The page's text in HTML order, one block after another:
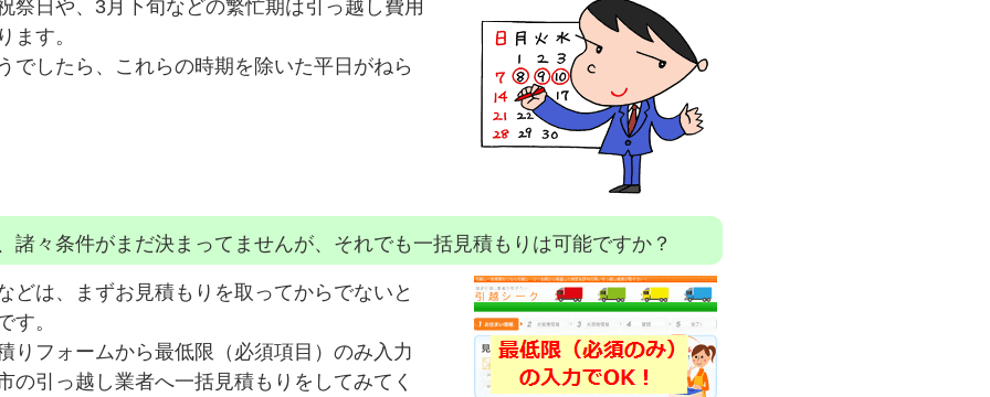
祭日や、3月下旬などの繁忙期は引っ越し費用
ます。
でしたら、これらの時期を除いた平日がねら
諸々条件がまだ決まってませんが、それでも一括見積もりは可能ですか？
どは、まずお見積もりを取ってからでないと
す。
りフォームから最低限（必須項目）のみ入力
の引っ越し業者へ一括見積もりをしてみてく